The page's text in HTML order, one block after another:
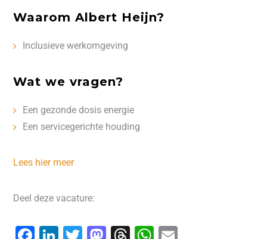
Waarom Albert Heijn?
Inclusieve werkomgeving
Wat we vragen?
Een gezonde dosis energie
Een servicegerichte houding
Lees hier meer
Deel deze vacature: